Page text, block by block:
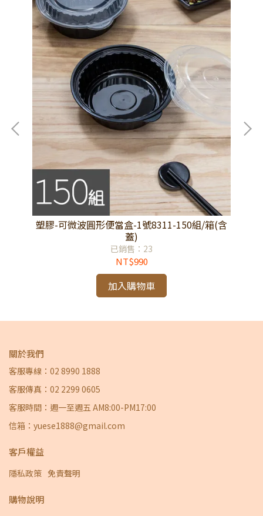
塑膠-可微波圓形便當盒-1號8311-150組/箱(含
蓋)
已銷售：23
NT$990
加入購物車
關於我們
客服專線：02 8990 1888
客服傳真：02 2299 0605
客服時間：週一至週五 AM8:00-PM17:00
信箱：yuese1888@gmail.com
客戶權益
隱私政策 免責聲明
購物說明